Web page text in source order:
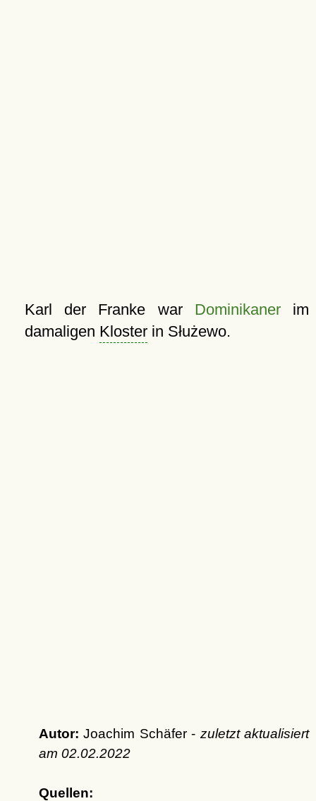
Karl der Franke war Dominikanerim
damaligen Klosterin Służewo.
Autor: Joachim Schäfer - zuletzt aktualisiert
am 02.02.2022
Quellen: